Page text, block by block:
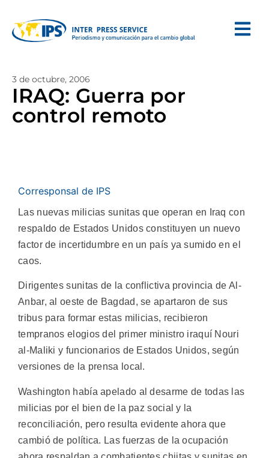
3 de octubre, 2006
IRAQ: Guerra por
control remoto
Corresponsal de IPS
Las nuevas milicias sunitas que operan en Iraq con
respaldo de Estados Unidos constituyen un nuevo
factor de incertidumbre en un país ya sumido en el
caos.
Dirigentes sunitas de la conflictiva provincia de Al-
Anbar, al oeste de Bagdad, se apartaron de sus
tribus para formar estas milicias, recibieron
tempranos elogios del primer ministro iraquí Nouri
al-Maliki y funcionarios de Estados Unidos, según
versiones de la prensa local.
Washington había apelado al desarme de todas las
milicias por el bien de la paz social y la
reconciliación, pero resulta evidente ahora que
cambió de política. Las fuerzas de la ocupación